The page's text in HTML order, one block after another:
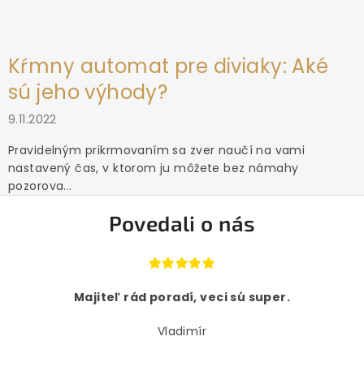
Kŕmny automat pre diviaky: Aké
sú jeho výhody?
9.11.2022
Pravidelným prikrmovaním sa zver naučí na vami
nastavený čas, v ktorom ju môžete bez námahy
pozorova...
Povedali o nás
Majiteľ rád poradí, veci sú super.
Vladimír